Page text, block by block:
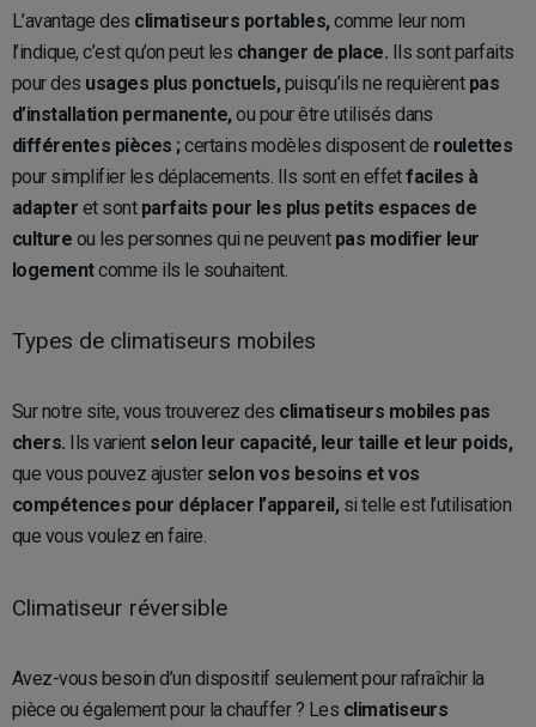
L’avantage des climatiseurs portables,comme leur nom
l’indique, c’est qu’on peut les changer de place. Ils sont parfaits
pour des usages plus ponctuels,puisqu’ils ne requièrentpas
d’installation permanente,ou pour être utilisés dans
différentes pièces ;certains modèles disposent de roulettes
pour simplifier les déplacements. Ils sont en effetfaciles à
adapter et sont parfaits pour les plus petits espaces de
culture ou les personnes qui ne peuventpas modifier leur
logementcomme ils le souhaitent.
Types de climatiseurs mobiles
Sur notre site, vous trouverez des climatiseurs mobiles pas
chers. Ils varientselon leur capacité, leur taille et leur poids,
que vous pouvez ajuster selon vos besoins et vos
compétences pour déplacer l’appareil,si telle est l’utilisation
que vous voulez en faire.
Climatiseur réversible
Avez-vous besoin d’un dispositif seulement pour rafraîchir la
pièce ou également pour la chauffer ? Les climatiseurs